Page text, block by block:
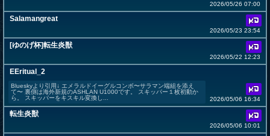
2026/05/26 07:00
Salamangreat
2026/05/23 23:54
[ゆのげ杯]転生炎獣
2026/05/22 12:23
EEritual_2
Blueskyより引用↓ エメラルドイーグルコンボ〜サラマン端組を添え
て〜 裏側は海外新規のASHLAN U1000です。 スキッパー１枚初動か
ら。 スキッパーをキスキル変換し...
2026/05/06 16:34
転生炎獣
2026/05/06 10:01